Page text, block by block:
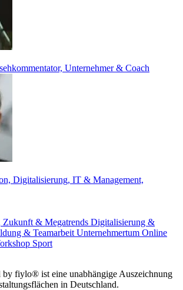
Unternehmer & Coach
Digitalisierung, IT & Management,
Zukunft & Megatrends Digitalisierung &
& Teamarbeit Unternehmertum Online
Sport
fiylo® ist eine unabhängige Auszeichnung
in Deutschland.